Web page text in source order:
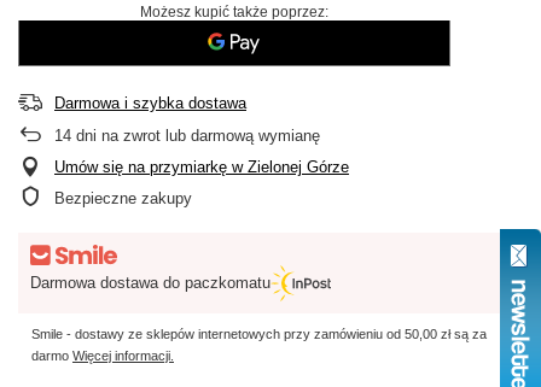
Możesz kupić także poprzez:
Darmowa i szybka dostawa
14 dni na zwrot lub darmową wymianę
Umów się na przymiarkę w Zielonej Górze
Bezpieczne zakupy
Darmowa dostawa do paczkomatu
Smile - dostawy ze sklepów internetowych przy zamówieniu od 50,00 złsą za
darmo Więcej informacji.